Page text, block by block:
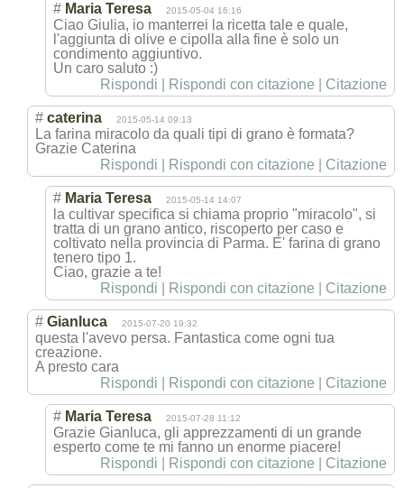
# Maria Teresa 2015-05-04 16:16
Ciao Giulia, io manterrei la ricetta tale e quale,
l'aggiunta di olive e cipolla alla fine è solo un
condimento aggiuntivo.
Un caro saluto :)
Rispondi
Rispondi con citazione Citazione
# caterina 2015-05-14 09:13
La farina miracolo da quali tipi di grano è formata?
Grazie Caterina
Rispondi
Rispondi con citazione Citazione
# Maria Teresa 2015-05-14 14:07
la cultivar specifica si chiama proprio "miracolo", si
tratta di un grano antico, riscoperto per caso e
coltivato nella provincia di Parma. E' farina di grano
tenero tipo 1.
Ciao, grazie a te!
Rispondi
Rispondi con citazione Citazione
# Gianluca 2015-07-20 19:32
questa l'avevo persa. Fantastica come ogni tua
creazione.
A presto cara
Rispondi
Rispondi con citazione Citazione
# Maria Teresa 2015-07-28 11:12
Grazie Gianluca, gli apprezzamenti di un grande
esperto come te mi fanno un enorme piacere!
Rispondi
Rispondi con citazione Citazione